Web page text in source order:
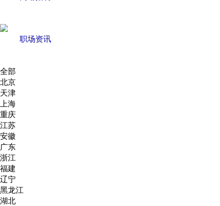
职场资讯
全部
北京
天津
上海
重庆
江苏
安徽
广东
浙江
福建
辽宁
黑龙江
湖北